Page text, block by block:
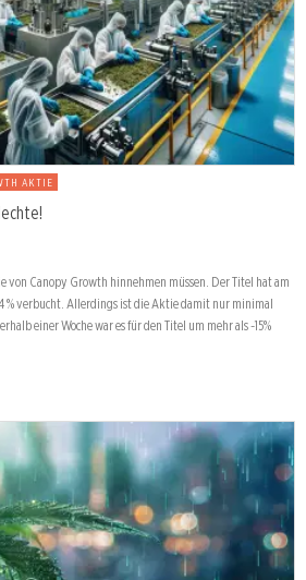
AKTIE
Canopy Growth hinnehmen müssen. Der Titel hat am
% verbucht. Allerdings ist die Aktie damit nur minimal
einer Woche war es für den Titel um mehr als -15%